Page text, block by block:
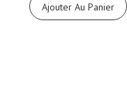
Ajouter Au Panier